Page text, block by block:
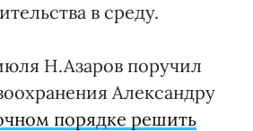
в среду.
Н.Азаров поручил
Александру
порядке решить